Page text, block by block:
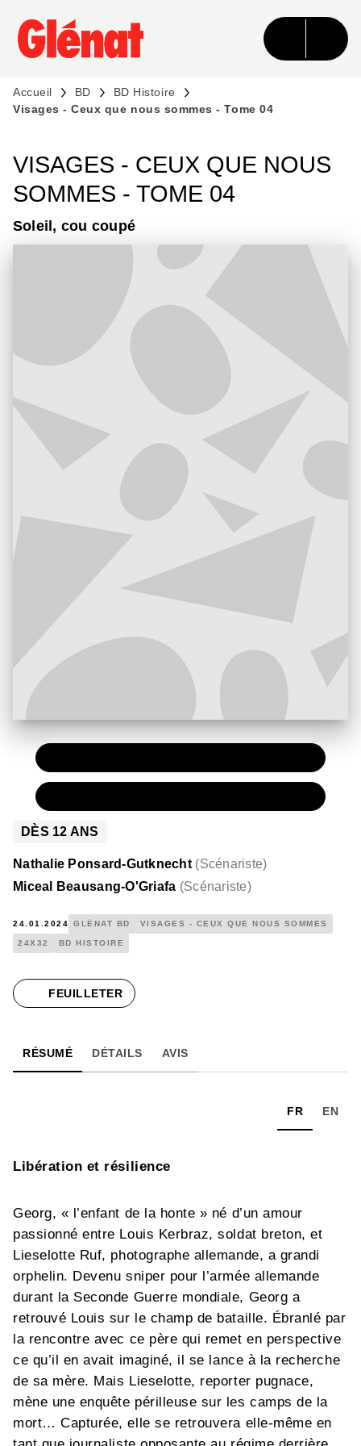
MENU RECHERCHE CONTENU
PIED DE PAGE
Accueil BD
BD Histoire
Visages - Ceux que nous sommes - Tome 04
VISAGES - CEUX QUE NOUS
SOMMES - TOME 04
Soleil, cou coupé
DÈS 12 ANS
Nathalie Ponsard-Gutknecht (Scénariste)
Miceal Beausang-O'Griafa (Scénariste)
24.01.2024 GLÉNAT BD VISAGES - CEUX QUE NOUS SOMMES
24X32 BD HISTOIRE
FEUILLETER
RÉSUMÉ DÉTAILS AVIS
FR EN
Libération et résilience
Georg, « l’enfant de la honte » né d’un amour
passionné entre Louis Kerbraz, soldat breton, et
Lieselotte Ruf, photographe allemande, a grandi
orphelin. Devenu sniper pour l’armée allemande
durant la Seconde Guerre mondiale, Georg a
retrouvé Louis sur le champ de bataille. Ébranlé par
la rencontre avec ce père qui remet en perspective
ce qu’il en avait imaginé, il se lance à la recherche
de sa mère. Mais Lieselotte, reporter pugnace,
mène une enquête périlleuse sur les camps de la
mort… Capturée, elle se retrouvera elle-même en